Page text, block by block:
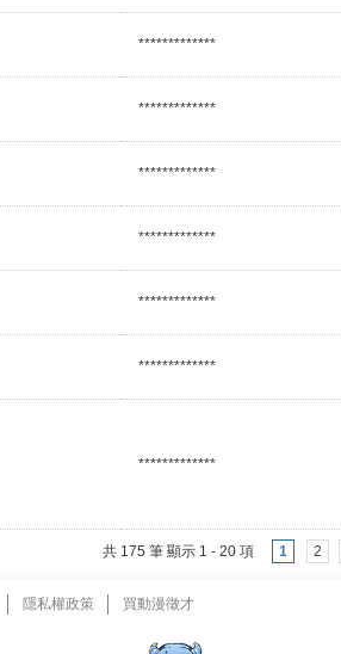
*************
*************
*************
*************
*************
*************
*************
共 175 筆 顯示 1 - 20 項 1 2
隱私權政策 買動漫徵才